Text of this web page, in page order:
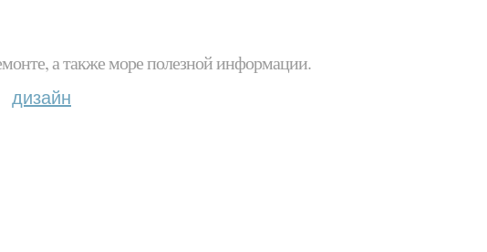
а также море полезной информации.
дизайн